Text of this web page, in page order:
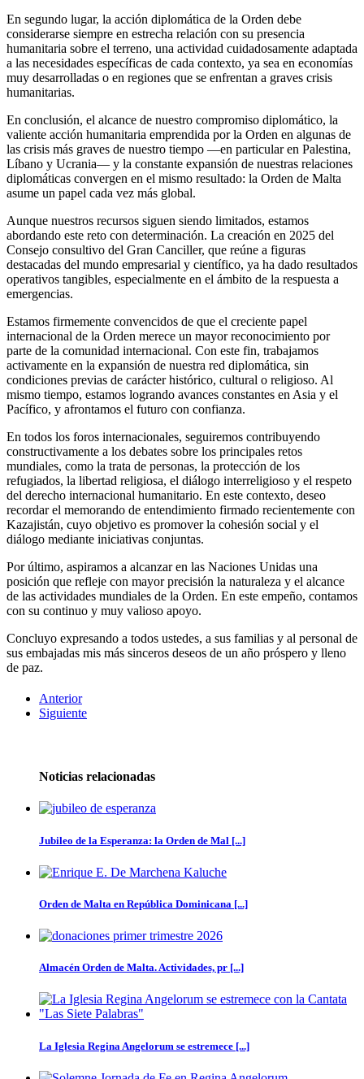
En segundo lugar, la acción diplomática de la Orden debe
considerarse siempre en estrecha relación con su presencia
humanitaria sobre el terreno, una actividad cuidadosamente adaptada
a las necesidades específicas de cada contexto, ya sea en economías
muy desarrolladas o en regiones que se enfrentan a graves crisis
humanitarias.
En conclusión, el alcance de nuestro compromiso diplomático, la
valiente acción humanitaria emprendida por la Orden en algunas de
las crisis más graves de nuestro tiempo —en particular en Palestina,
Líbano y Ucrania— y la constante expansión de nuestras relaciones
diplomáticas convergen en el mismo resultado: la Orden de Malta
asume un papel cada vez más global.
Aunque nuestros recursos siguen siendo limitados, estamos
abordando este reto con determinación. La creación en 2025 del
Consejo consultivo del Gran Canciller, que reúne a figuras
destacadas del mundo empresarial y científico, ya ha dado resultados
operativos tangibles, especialmente en el ámbito de la respuesta a
emergencias.
Estamos firmemente convencidos de que el creciente papel
internacional de la Orden merece un mayor reconocimiento por
parte de la comunidad internacional. Con este fin, trabajamos
activamente en la expansión de nuestra red diplomática, sin
condiciones previas de carácter histórico, cultural o religioso. Al
mismo tiempo, estamos logrando avances constantes en Asia y el
Pacífico, y afrontamos el futuro con confianza.
En todos los foros internacionales, seguiremos contribuyendo
constructivamente a los debates sobre los principales retos
mundiales, como la trata de personas, la protección de los
refugiados, la libertad religiosa, el diálogo interreligioso y el respeto
del derecho internacional humanitario. En este contexto, deseo
recordar el memorando de entendimiento firmado recientemente con
Kazajistán, cuyo objetivo es promover la cohesión social y el
diálogo mediante iniciativas conjuntas.
Por último, aspiramos a alcanzar en las Naciones Unidas una
posición que refleje con mayor precisión la naturaleza y el alcance
de las actividades mundiales de la Orden. En este empeño, contamos
con su continuo y muy valioso apoyo.
Concluyo expresando a todos ustedes, a sus familias y al personal de
sus embajadas mis más sinceros deseos de un año próspero y lleno
de paz.
Anterior
Siguiente
Noticias relacionadas
Jubileo de la Esperanza: la Orden de Mal [...]
Orden de Malta en República Dominicana [...]
Almacén Orden de Malta. Actividades, pr [...]
La Iglesia Regina Angelorum se estremece [...]